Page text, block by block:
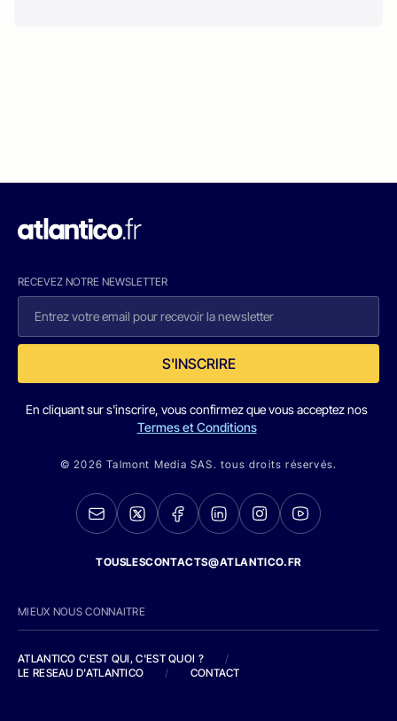
RECEVEZ NOTRE NEWSLETTER
S'INSCRIRE
En cliquant sur s'inscrire, vous confirmez que vous acceptez nos
Termes et Conditions
© 2026 Talmont Media SAS. tous droits réservés.
TOUSLESCONTACTS@ATLANTICO.FR
MIEUX NOUS CONNAITRE
ATLANTICO C'EST QUI, C'EST QUOI ?
/
LE RESEAU D'ATLANTICO
/ CONTACT